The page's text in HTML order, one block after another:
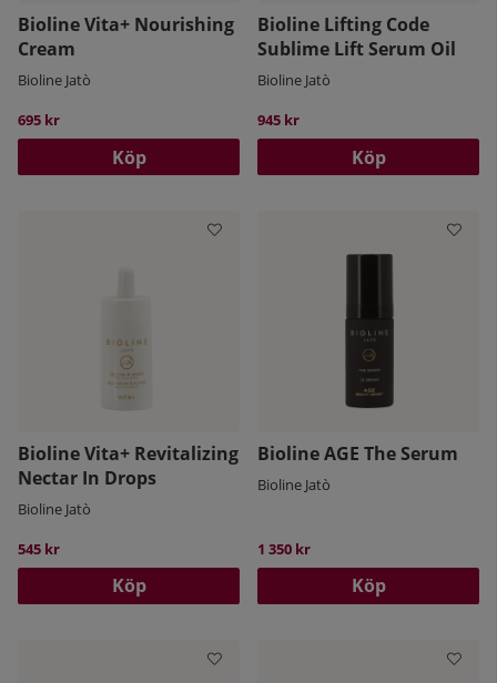
Bioline Vita+ Nourishing
Cream
Bioline Jatò
695 kr
Köp
Bioline Lifting Code
Sublime Lift Serum Oil
Bioline Jatò
945 kr
Köp
Bioline Vita+ Revitalizing
Nectar In Drops
Bioline Jatò
545 kr
Köp
Bioline AGE The Serum
Bioline Jatò
1 350 kr
Köp